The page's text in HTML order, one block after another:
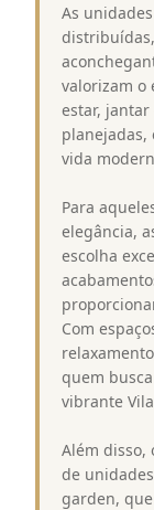
As
valorizam o
estar,
planejadas,
vida
Para
elegância,
escolha
Com
quem
vibrante
Além disso,
de
garden,